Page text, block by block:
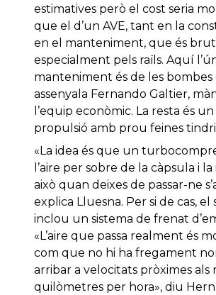
estimatives però el cost seria
que el d’un AVE, tant en la
en el manteniment, que és
especialment pels raïls. Aquí
manteniment és de les bombes
assenyala Fernando Galtier,
l’equip econòmic. La resta és
propulsió amb prou feines
«La idea és que un
l’aire per sobre de la càpsula i
això quan deixes de passar-ne
explica Lluesna. Per si de cas, el
inclou un sistema de frenat
«L’aire que passa realment és
com que no hi ha fregament
arribar a velocitats pròximes als
quilòmetres per hora», diu